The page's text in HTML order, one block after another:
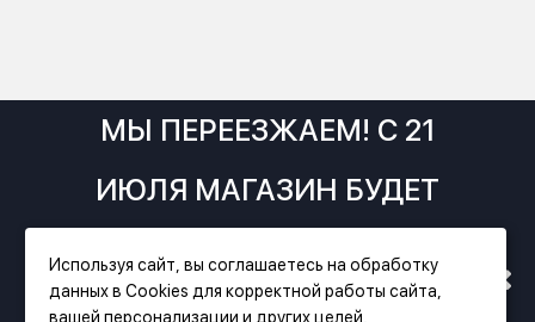
МЫ ПЕРЕЕЗЖАЕМ! С 21
ИЮЛЯ МАГАЗИН БУДЕТ
РАБОТАТЬ ПО НОВОМУ
АДРЕСУ. ПОДРОБНАЯ
Используя сайт, вы соглашаетесь на обработку
данных в Cookies для корректной работы сайта,
вашей персонализации и других целей,